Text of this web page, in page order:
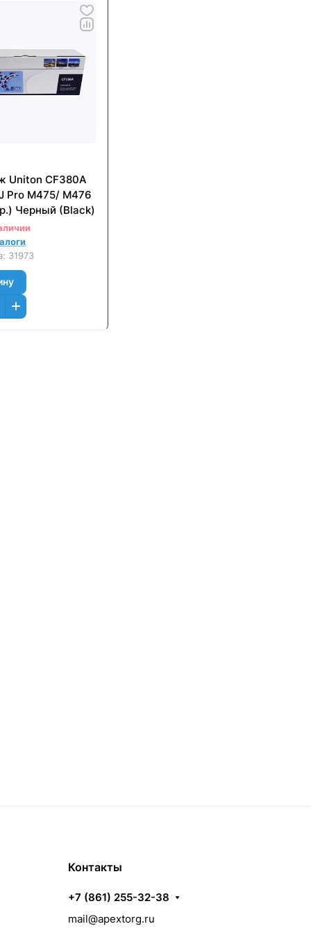
Uniton CF380A
Pro M475/ M476
Черный (Black)
31973
Контакты
+7 (861) 255-32-38
mail@apextorg.ru